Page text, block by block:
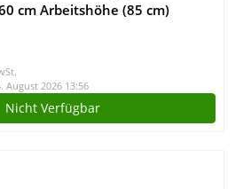
cm Arbeitshöhe (85 cm)
August 2026 13:56
Nicht Verfügbar